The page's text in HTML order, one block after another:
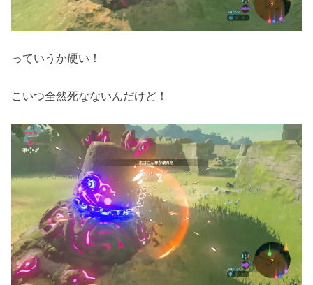
っていうか硬い！
こいつ全然死なないんだけど！